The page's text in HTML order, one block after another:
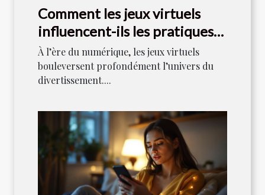
Comment les jeux virtuels
influencent-ils les pratiques
de jeu traditionnelles ?
À l’ère du numérique, les jeux virtuels
bouleversent profondément l’univers du
divertissement....